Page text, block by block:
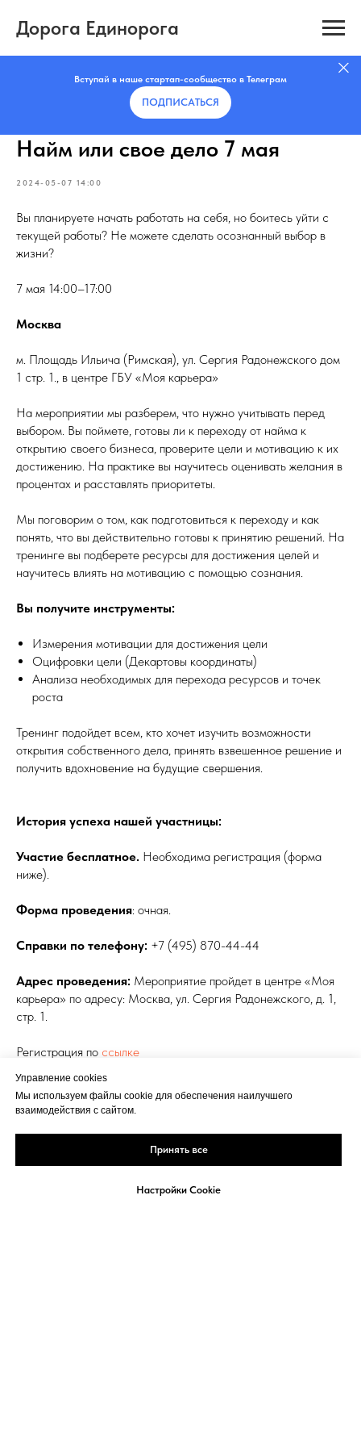
Дорога Единорога
Вступай в наше стартап-сообщество в Телеграм
ПОДПИСАТЬCЯ
Найм или свое дело 7 мая
2024-05-07 14:00
Вы планируете начать работать на себя, но боитесь уйти с
текущей работы? Не можете сделать осознанный выбор в
жизни?
7 мая 14:00–17:00
Москва
м. Площадь Ильича (Римская), ул. Сергия Радонежского дом
1 стр. 1., в центре ГБУ «Моя карьера»
На мероприятии мы разберем, что нужно учитывать перед
выбором. Вы поймете, готовы ли к переходу от найма к
открытию своего бизнеса, проверите цели и мотивацию к их
достижению. На практике вы научитесь оценивать желания в
процентах и расставлять приоритеты.
Мы поговорим о том, как подготовиться к переходу и как
понять, что вы действительно готовы к принятию решений. На
тренинге вы подберете ресурсы для достижения целей и
научитесь влиять на мотивацию с помощью сознания.
Вы получите инструменты:
Измерения мотивации для достижения цели
Оцифровки цели (Декартовы координаты)
Анализа необходимых для перехода ресурсов и точек
роста
Тренинг подойдет всем, кто хочет изучить возможности
открытия собственного дела, принять взвешенное решение и
получить вдохновение на будущие свершения.
История успеха нашей участницы:
Участие бесплатное. Необходима регистрация (форма
ниже).
Форма проведения: очная.
Справки по телефону: +7 (495) 870-44-44
Адрес проведения: Мероприятие пройдет в центре «Моя
карьера» по адресу: Москва, ул. Сергия Радонежского, д. 1,
стр. 1.
Регистрация по ссылке
ПСИХОЛОГИЯ, ЛИЧНАЯ ЭФФЕКТИВНОСТЬ
Управление cookies
Мы используем файлы cookie для обеспечения наилучшего
взаимодействия с сайтом.
Принять все
Настройки Cookie